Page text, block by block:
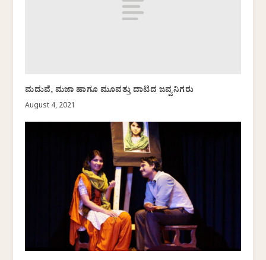
ಮದುವೆ, ಮಜಾ ಹಾಗೂ ಮೂವತ್ತು ದಾಟಿದ ಜವ್ವನಿಗರು
August 4, 2021